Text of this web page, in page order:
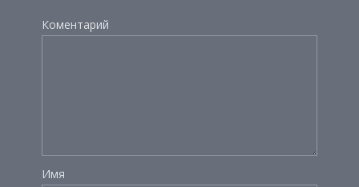
Коментарий
Имя